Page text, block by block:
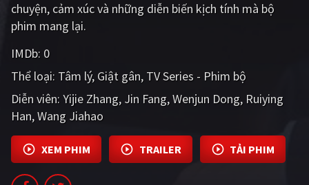
chuyện, cảm xúc và những diễn biến kịch tính mà bộ
phim mang lại.
IMDb: 0
Thể loại: Tâm lý Giật gân TV Series - Phim bộ
Diễn viên: Yijie Zhang Jin Fang Wenjun Dong Ruiying
Han Wang Jiahao
XEM PHIM TRAILER TẢI PHIM